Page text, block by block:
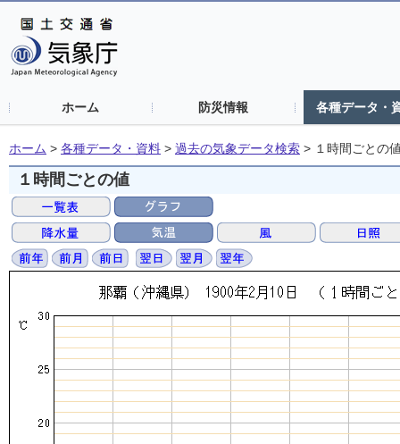
ホーム 防災情報 各種データ・
ホーム > 各種データ・資料 > 過去の気象データ検索 > １時間ごとの
１時間ごとの値